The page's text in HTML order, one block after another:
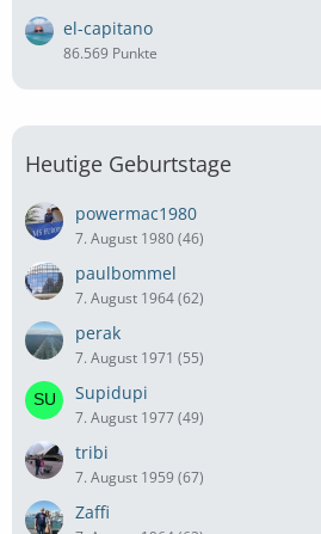
el-capitano
86.569 Punkte
Heutige Geburtstage
powermac1980
7. August 1980 (46)
paulbommel
7. August 1964 (62)
perak
7. August 1971 (55)
Supidupi
7. August 1977 (49)
tribi
7. August 1959 (67)
Zaffi